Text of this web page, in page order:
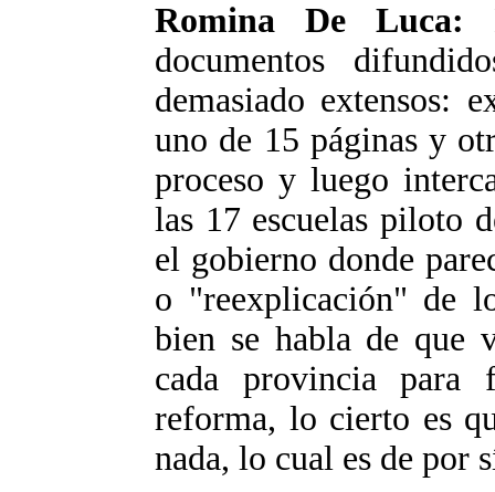
Romina De Luca:
documentos
demasiado extensos:
uno de 15 páginas y
proceso y luego
las 17 escuelas piloto
el gobierno donde
o "reexplicación" de
bien se habla de que
cada provincia para
reforma, lo cierto es
nada, lo cual es de por